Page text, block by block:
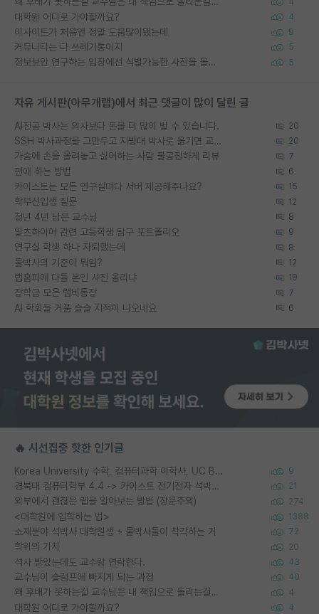
대학원 어디로 가야할까요? 4
이사이트가 처음엔 정말 도움많이됐는데 9
커뮤니티는 다 쓰레기통이지 5
정보보안 연구하는 입장에선 식별가능한 사진을 올리는건 비추이긴함 5
자유 게시판(아무개랩)에서 최근 댓글이 많이 달린 글
AI전공 박사는 의사보다 돈을 더 많이 벌 수 있습니다. 20
SSH 박사과정을 그만두고 지방대 박사로 옮기면 교수의 꿈은 끝일까요? 20
가슴에 손을 올려놓고 싫어하는 사람 불공정하게 리뷰 7
편애 하는 방법 6
카이스트는 모든 연구실마다 서버 제공해주나요? 15
학부신입생 질문 12
정년 4년 남은 교수님 8
알츠하이머 관련 고등학생 탐구 포트폴리오 9
연구실 학생 하나 자퇴했는데 8
물박사의 기준이 뭐임? 12
랩홈피에 다들 본인 사진 올리냐 19
장학금 모은 랩비통장 7
AI 학회들 거품 슬슬 지적이 나오네요 6
🔥 시선집중 핫한 인기글
Korea University 수학, 컴퓨터과학 이학사, UC Berkeley 산업공학 대학원 공학박사가 되는 것은 쉽지 않겠죠? 9
경북대 컴퓨터학부 4.4 -> 카이스트 전기전자 석박사통합과정 합격 21
외부에서 괜찮은 랩을 알아보는 방법 (장문주의) 274
<대학원에 입학하는 법> 1388
소재분야 석박사 대학원생 + 물박사들이 착각하는 거 72
학위의 가치 20
석사 받았는데도 교수랑 연락한다. 43
교수님이 슬럼프에 빠지게 되는 과정 40
왜 후배가 못하는걸 교수님은 내 책임으로 돌리는걸까요? 4
대학원 어디로 가야할까요? 4